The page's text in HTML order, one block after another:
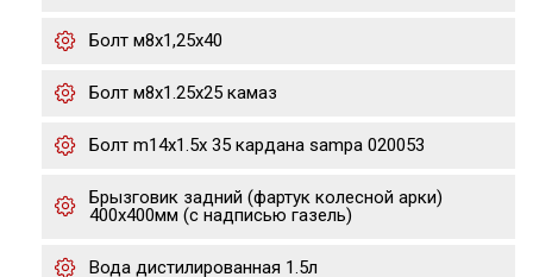
Болт м8х1,25х40
Болт м8х1.25х25 камаз
Болт m14x1.5x 35 кардана sampa 020053
Брызговик задний (фартук колесной арки)
400х400мм (с надписью газель)
Вода дистилированная 1.5л